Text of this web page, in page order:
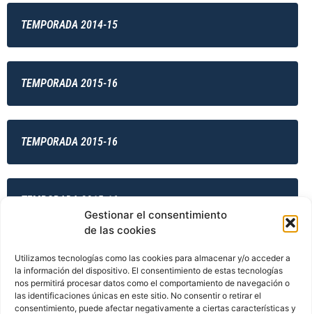
Gestionar el consentimiento
de las cookies
Utilizamos tecnologías como las cookies para almacenar y/o acceder a
la información del dispositivo. El consentimiento de estas tecnologías
nos permitirá procesar datos como el comportamiento de navegación o
las identificaciones únicas en este sitio. No consentir o retirar el
consentimiento, puede afectar negativamente a ciertas características y
TEMPORADA 2014-15
TEMPORADA 2015-16
TEMPORADA 2015-16
TEMPORADA 2015-16
TEMPORADA 2015-16